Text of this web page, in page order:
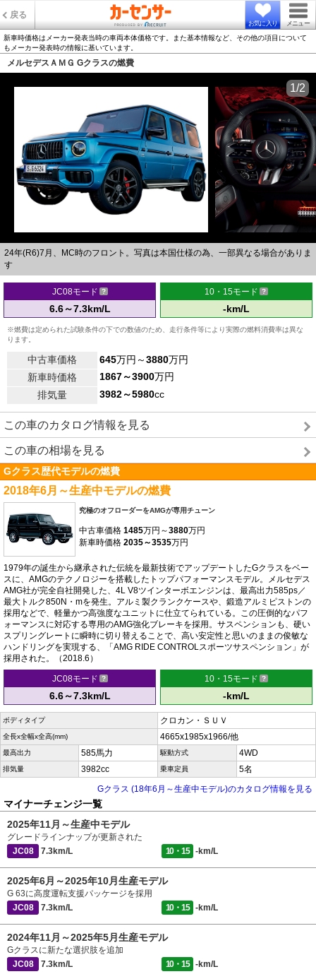
戻る
お気に入り メニュー
新車時価格はメーカー発表当時の車両本体価格です。また基本情報など、その他の項目について
もメーカー発表時の情報に基いています。
メルセデスＡＭＧ Gクラスの燃費
24年(R6)7月、MC時のフロント。写真は本国仕様の為、一部異なる場合がありま
す
1/2
JC08モード
6.6～7.3km/L
10・15モード
-km/L
※燃費は定められた試験条件の下での数値のため、走行条件等により実際の燃料消費率は異な
ります。
中古車価格 645万円～3880万円
新車時価格
1867～3900万円
排気量
3982～5980cc
この車のカタログ情報を見る
この車の相場を見る
Gクラス歴代モデルの燃費
2018年6月～生産中モデルの燃費
究極のオフローダーをAMGが専用チューン
中古車価格 1485万円～3880万円
新車時価格 2035～3535万円
1979年の誕生から継承された伝統を最新技術でアップデートしたGクラスをベー
スに、AMGのテクノロジーを搭載したトップパフォーマンスモデル。メルセデス
AMG社が完全自社開発した、4L V8ツインターボエンジンは、最高出力585ps／
最大トルク850N・mを発生。アルミ製クランクケースや、鍛造アルミピストンの
採用などで、軽量かつ高強度なユニットに仕立てられている。この圧倒的なパフ
ォーマンスに対応する専用のAMG強化ブレーキを採用。サスペンションも、硬い
スプリングレートに瞬時に切り替えることで、高い安定性と思いのままの俊敏な
ハンドリングを実現する、「AMG RIDE CONTROLスポーツサスペンション」が
採用された。（2018.6）
JC08モード
6.6～7.3km/L
10・15モード
-km/L
ボディタイプ クロカン・ＳＵＶ
全長x全幅x全高(mm) 4665x1985x1966/他
最高出力 585馬力 駆動方式 4WD
排気量 3982cc 乗車定員
5名
Gクラス (18年6月～生産中モデル)のカタログ情報を見る
マイナーチェンジ一覧
2025年11月～生産中モデル
グレードラインナップが更新された
JC08
7.3km/L 10・15 -km/L
2025年6月～2025年10月生産モデル
G 63に高度運転支援パッケージを採用
JC08
7.3km/L 10・15 -km/L
2024年11月～2025年5月生産モデル
Gクラスに新たな選択肢を追加
JC08
7.3km/L 10・15 -km/L